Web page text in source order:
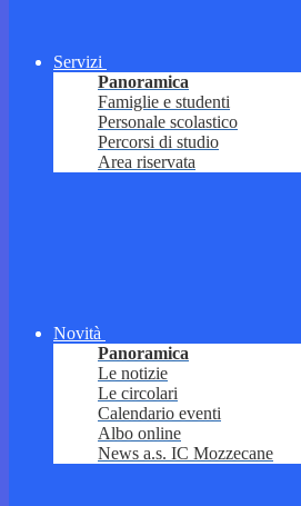
Servizi
Panoramica
Famiglie e studenti
Personale scolastico
Percorsi di studio
Area riservata
Novità
Panoramica
Le notizie
Le circolari
Calendario eventi
Albo online
News a.s. IC Mozzecane